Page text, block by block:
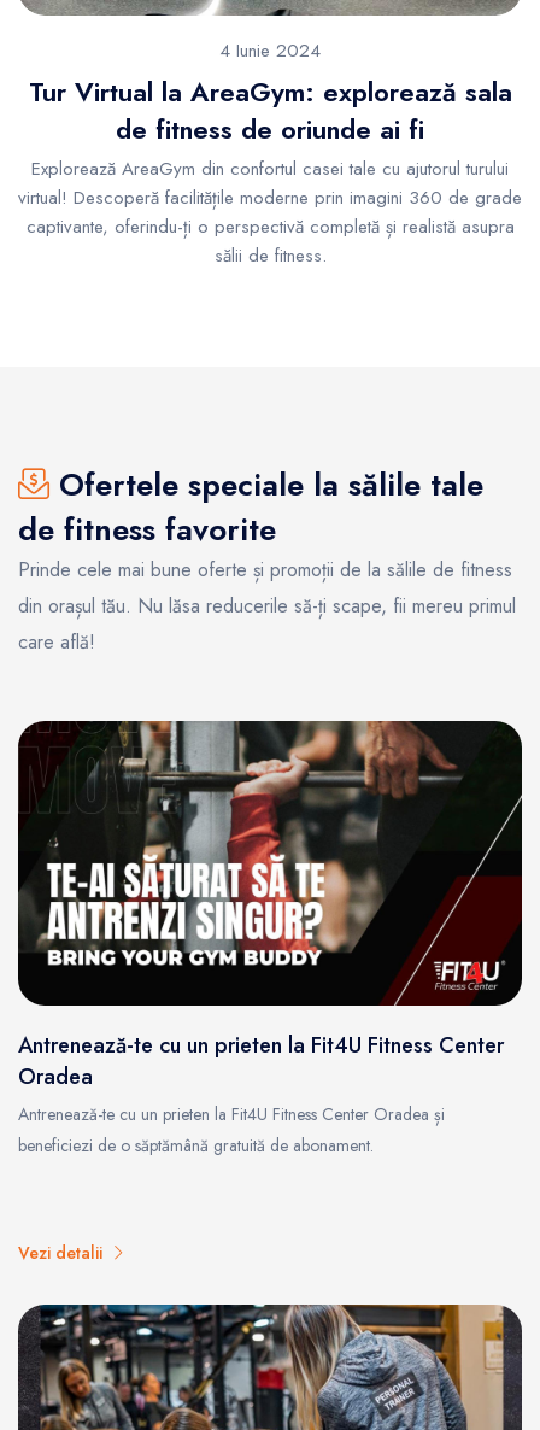
4 Iunie 2024
Tur Virtual la AreaGym: explorează sala
de fitness de oriunde ai fi
Explorează AreaGym din confortul casei tale cu ajutorul turului
virtual! Descoperă facilitățile moderne prin imagini 360 de grade
captivante, oferindu-ți o perspectivă completă și realistă asupra
sălii de fitness.
Ofertele speciale la sălile tale
de fitness favorite
Prinde cele mai bune oferte și promoții de la sălile de fitness
din orașul tău. Nu lăsa reducerile să-ți scape, fii mereu primul
care află!
Antrenează-te cu un prieten la Fit4U Fitness Center
Oradea
Antrenează-te cu un prieten la Fit4U Fitness Center Oradea și
beneficiezi de o săptămână gratuită de abonament.
Vezi detalii